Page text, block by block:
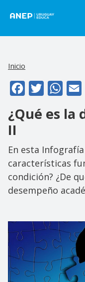
Inicio
FacebookTwitter
¿Qué es la
II
En esta
características
condición? ¿De
desempeño